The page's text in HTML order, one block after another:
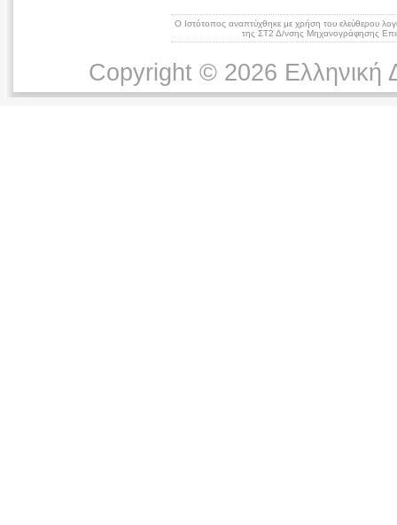
Ο Ιστότοπος αναπτύχθηκε με χρήση του ελεύθερου
της ΣΤ2 Δ/νσης Μηχανογράφησης
Copyright © 2026